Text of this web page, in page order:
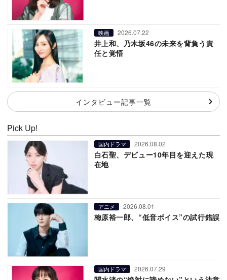
映画 2026.07.22
井上和、乃木坂46の未来を背負う責
任と覚悟
インタビュー記事一覧
Pick Up!
国内ドラマ 2026.08.02
白石聖、デビュー10年目を迎えた現
在地
アニメ 2026.08.01
梅原裕一郎、“低音ボイス”の試行錯誤
国内ドラマ 2026.07.29